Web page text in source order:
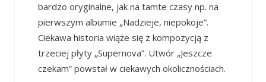
bardzo oryginalne, jak na tamte czasy np. na
pierwszym albumie „Nadzieje, niepokoje”.
Ciekawa historia wiąże się z kompozycją z
trzeciej płyty „Supernova”. Utwór „Jeszcze
czekam” powstał w ciekawych okolicznościach.